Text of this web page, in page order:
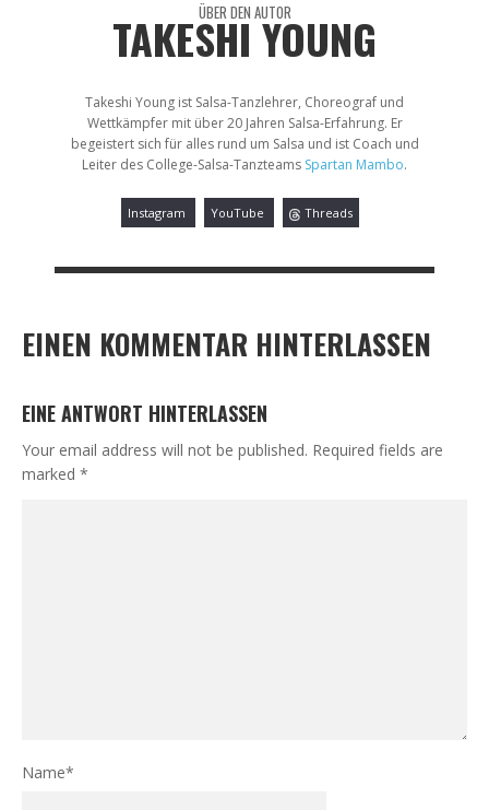
ÜBER DEN AUTOR
TAKESHI YOUNG
Takeshi Young ist Salsa-Tanzlehrer, Choreograf und
Wettkämpfer mit über 20 Jahren Salsa-Erfahrung. Er
begeistert sich für alles rund um Salsa und ist Coach und
Leiter des College-Salsa-Tanzteams Spartan Mambo.
Instagram YouTube Threads
EINEN KOMMENTAR HINTERLASSEN
EINE ANTWORT HINTERLASSEN
Your email address will not be published. Required fields are
marked *
Name*